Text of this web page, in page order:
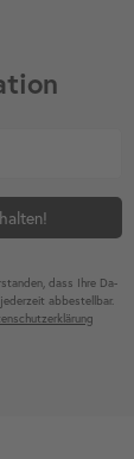
dass Ihre Da­
ab­bestel­lbar.